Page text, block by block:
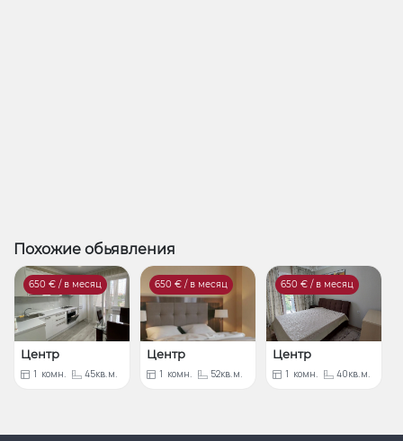
Похожие обьявления
650 € / в месяц
Центр
1 комн. 45кв.м.
650 € / в месяц
Центр
1 комн. 52кв.м.
650 € / в месяц
Центр
1 комн. 40кв.м.